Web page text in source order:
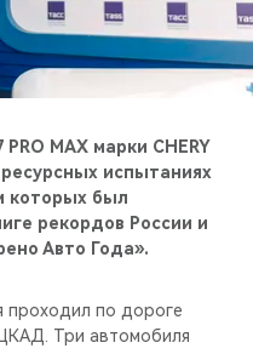
MAX марки CHERY
испытаниях
которых был
рекордов России и
Авто Года».
проходил по дороге
Три автомобиля